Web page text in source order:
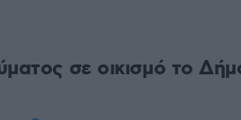
σε οικισμό το